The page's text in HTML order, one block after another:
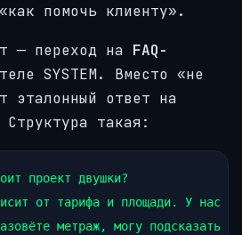
помочь клиенту».
— переход на FAQ-
SYSTEM. Вместо «не
эталонный ответ на
такая:
проект двушки?
от тарифа и площади. У нас
метраж, могу подсказать